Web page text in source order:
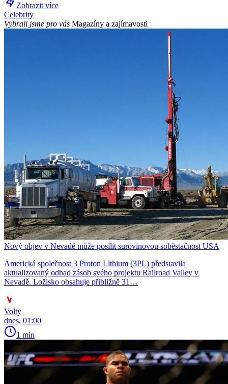
Zobrazit více
Celebrity
Vybrali jsme pro vás Magazíny a zajímavosti
Nový objev v Nevadě může posílit surovinovou soběstačnost USA
Americká společnost 3 Proton Lithium (3PL) představila
aktualizovaný odhad zásob svého projektu Railroad Valley v
Nevadě. Ložisko obsahuje přibližně 31…
Volty
dnes, 01:00
1 min